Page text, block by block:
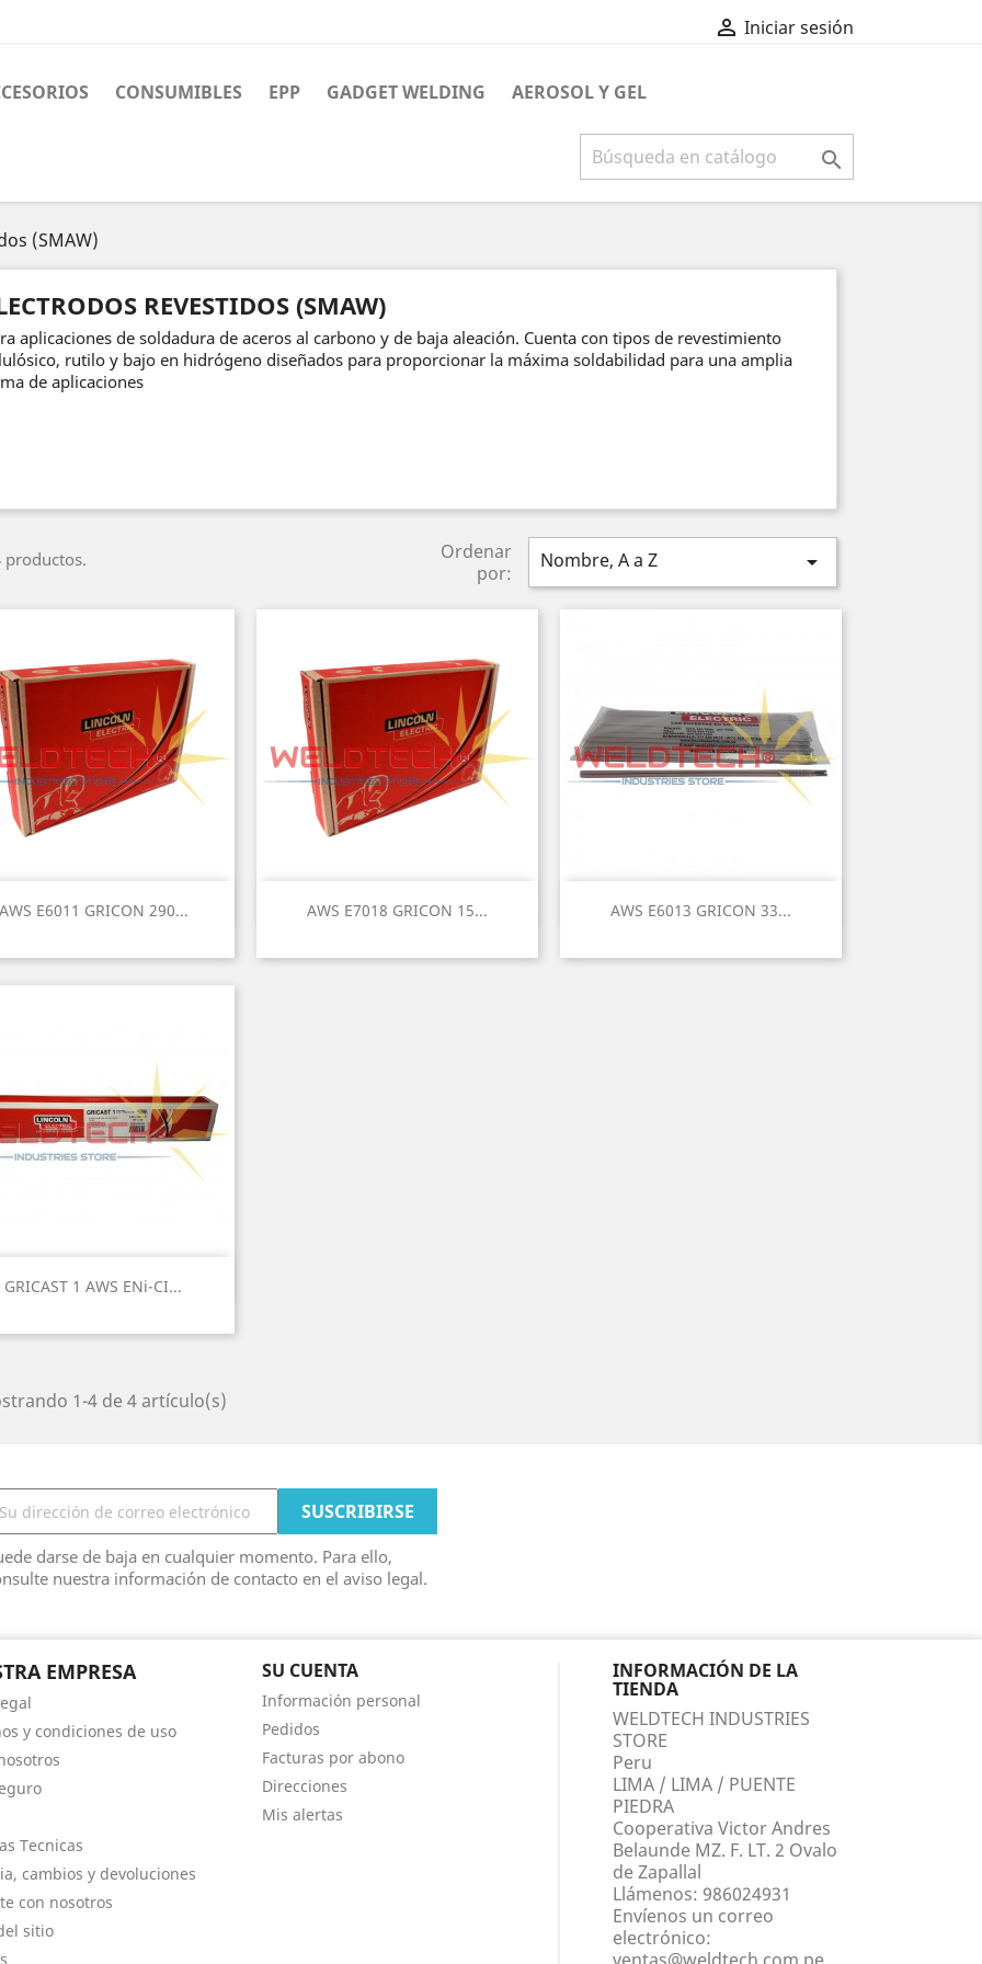
 Iniciar sesión
CONSUMIBLES EPP GADGET WELDING AEROSOL Y GEL

(SMAW)
REVESTIDOS (SMAW)
aplicaciones de soldadura de aceros al carbono y de baja aleación. Cuenta con tipos de revestimiento
rutilo y bajo en hidrógeno diseñados para proporcionar la máxima soldabilidad para una amplia
de aplicaciones
productos.
Ordenar
por:
Nombre, A a Z 
E6011 GRICON 290...
Vista rápida AWS E7018 GRICON 15...
Vista rápida AWS E6013 GRICON 33...
Vista rápida
GRICAST 1 AWS ENi-CI...
Vista rápida
1-4 de 4 artículo(s)
darse de baja en cualquier momento. Para ello,
nuestra información de contacto en el aviso legal.
EMPRESA
y condiciones de uso
Tecnicas
cambios y devoluciones
con nosotros
sitio
SU CUENTA
Información personal
Pedidos
Facturas por abono
Direcciones
Mis alertas
INFORMACIÓN DE LA
TIENDA
WELDTECH INDUSTRIES
STORE
Peru
LIMA / LIMA / PUENTE
PIEDRA
Cooperativa Victor Andres
Belaunde MZ. F. LT. 2 Ovalo
de Zapallal
Llámenos: 986024931
Envíenos un correo
electrónico: